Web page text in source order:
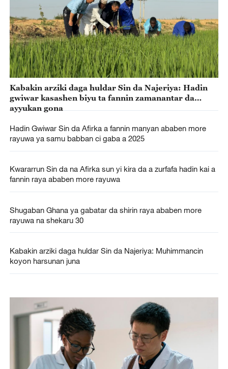
Kabakin arziki daga huldar Sin da Najeriya: Hadin
gwiwar kasashen biyu ta fannin zamanantar da
ayyukan gona
Hadin Gwiwar Sin da Afirka a fannin manyan ababen more
rayuwa ya samu babban ci gaba a 2025
Kwararrun Sin da na Afirka sun yi kira da a zurfafa hadin kai a
fannin raya ababen more rayuwa
Shugaban Ghana ya gabatar da shirin raya ababen more
rayuwa na shekaru 30
Kabakin arziki daga huldar Sin da Najeriya: Muhimmancin
koyon harsunan juna